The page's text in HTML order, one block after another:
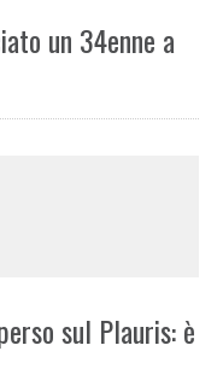
un 34enne a
sul Plauris: è